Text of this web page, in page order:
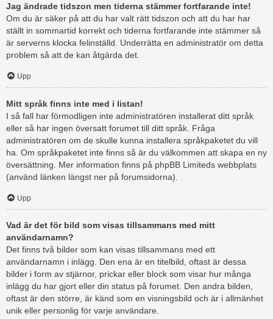
Jag ändrade tidszon men tiderna stämmer fortfarande inte!
Om du är säker på att du har valt rätt tidszon och att du har har
ställt in sommartid korrekt och tiderna fortfarande inte stämmer så
är serverns klocka felinställd. Underrätta en administratör om detta
problem så att de kan åtgärda det.
Upp
Mitt språk finns inte med i listan!
I så fall har förmodligen inte administratören installerat ditt språk
eller så har ingen översatt forumet till ditt språk. Fråga
administratören om de skulle kunna installera språkpaketet du vill
ha. Om språkpaketet inte finns så är du välkommen att skapa en ny
översättning. Mer information finns på phpBB Limiteds webbplats
(använd länken längst ner på forumsidorna).
Upp
Vad är det för bild som visas tillsammans med mitt
användarnamn?
Det finns två bilder som kan visas tillsammans med ett
användarnamn i inlägg. Den ena är en titelbild, oftast är dessa
bilder i form av stjärnor, prickar eller block som visar hur många
inlägg du har gjort eller din status på forumet. Den andra bilden,
oftast är den större, är känd som en visningsbild och är i allmänhet
unik eller personlig för varje användare.